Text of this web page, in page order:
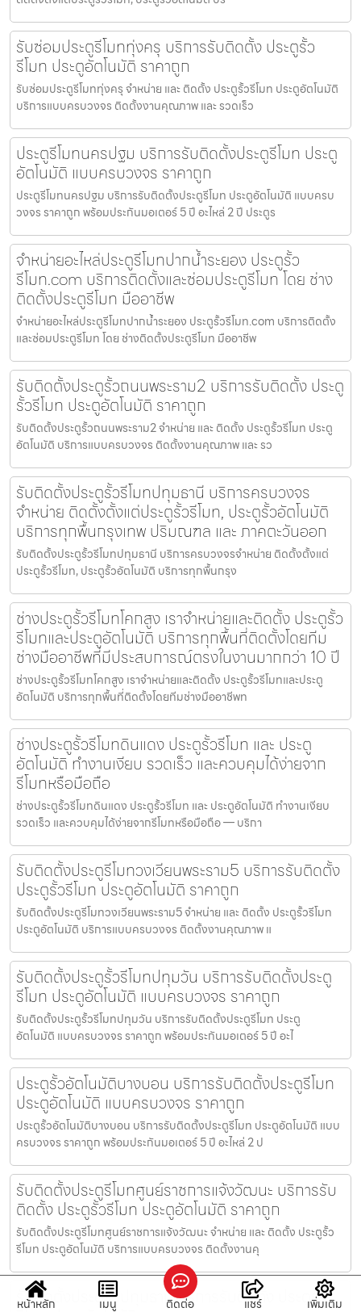
รับซ่อมประตูรีโมททุ่งครุ บริการรับติดตั้ง ประตูรั้ว
รีโมท ประตูอัตโนมัติ ราคาถูก
รับซ่อมประตูรีโมททุ่งครุ จำหน่าย และ ติดตั้ง ประตูรั้วรีโมท ประตูอัตโนมัติ
บริการแบบครบวงจร ติดตั้งงานคุณภาพ และ รวดเร็ว
ประตูรีโมทนครปฐม บริการรับติดตั้งประตูรีโมท ประตู
อัตโนมัติ แบบครบวงจร ราคาถูก
ประตูรีโมทนครปฐม บริการรับติดตั้งประตูรีโมท ประตูอัตโนมัติ แบบครบ
วงจร ราคาถูก พร้อมประกันมอเตอร์ 5 ปี อะไหล่ 2 ปี ประตูร
จำหน่ายอะไหล่ประตูรีโมทปากน้ำระยอง ประตูรั้ว
รีโมท.com บริการติดตั้งและซ่อมประตูรีโมท โดย ช่าง
ติดตั้งประตูรีโมท มืออาชีพ
จำหน่ายอะไหล่ประตูรีโมทปากน้ำระยอง ประตูรั้วรีโมท.com บริการติดตั้ง
และซ่อมประตูรีโมท โดย ช่างติดตั้งประตูรีโมท มืออาชีพ
รับติดตั้งประตูรั้วถนนพระราม2 บริการรับติดตั้ง ประตู
รั้วรีโมท ประตูอัตโนมัติ ราคาถูก
รับติดตั้งประตูรั้วถนนพระราม2 จำหน่าย และ ติดตั้ง ประตูรั้วรีโมท ประตู
อัตโนมัติ บริการแบบครบวงจร ติดตั้งงานคุณภาพ และ รว
รับติดตั้งประตูรั้วรีโมทปทุมธานี บริการครบวงจร
จำหน่าย ติดตั้งตั้งแต่ประตูรั้วรีโมท, ประตูรั้วอัตโนมัติ
บริการทุกพื้นกรุงเทพ ปริมณฑล และ ภาคตะวันออก
รับติดตั้งประตูรั้วรีโมทปทุมธานี บริการครบวงจรจำหน่าย ติดตั้งตั้งแต่
ประตูรั้วรีโมท, ประตูรั้วอัตโนมัติ บริการทุกพื้นกรุง
ช่างประตูรั้วรีโมทโคกสูง เราจำหน่ายและติดตั้ง ประตูรั้ว
รีโมทและประตูอัตโนมัติ บริการทุกพื้นที่ติดตั้งโดยทีม
ช่างมืออาชีพที่มีประสบการณ์ตรงในงานมากกว่า 10 ปี
ช่างประตูรั้วรีโมทโคกสูง เราจำหน่ายและติดตั้ง ประตูรั้วรีโมทและประตู
อัตโนมัติ บริการทุกพื้นที่ติดตั้งโดยทีมช่างมืออาชีพท
ช่างประตูรั้วรีโมทดินแดง ประตูรั้วรีโมท และ ประตู
อัตโนมัติ ทำงานเงียบ รวดเร็ว และควบคุมได้ง่ายจาก
รีโมทหรือมือถือ
ช่างประตูรั้วรีโมทดินแดง ประตูรั้วรีโมท และ ประตูอัตโนมัติ ทำงานเงียบ
รวดเร็ว และควบคุมได้ง่ายจากรีโมทหรือมือถือ — บริกา
รับติดตั้งประตูรีโมทวงเวียนพระราม5 บริการรับติดตั้ง
ประตูรั้วรีโมท ประตูอัตโนมัติ ราคาถูก
รับติดตั้งประตูรีโมทวงเวียนพระราม5 จำหน่าย และ ติดตั้ง ประตูรั้วรีโมท
ประตูอัตโนมัติ บริการแบบครบวงจร ติดตั้งงานคุณภาพ แ
รับติดตั้งประตูรั้วรีโมทปทุมวัน บริการรับติดตั้งประตู
รีโมท ประตูอัตโนมัติ แบบครบวงจร ราคาถูก
รับติดตั้งประตูรั้วรีโมทปทุมวัน บริการรับติดตั้งประตูรีโมท ประตู
อัตโนมัติ แบบครบวงจร ราคาถูก พร้อมประกันมอเตอร์ 5 ปี อะไ
ประตูรั้วอัตโนมัติบางบอน บริการรับติดตั้งประตูรีโมท
ประตูอัตโนมัติ แบบครบวงจร ราคาถูก
ประตูรั้วอัตโนมัติบางบอน บริการรับติดตั้งประตูรีโมท ประตูอัตโนมัติ แบบ
ครบวงจร ราคาถูก พร้อมประกันมอเตอร์ 5 ปี อะไหล่ 2 ป
รับติดตั้งประตูรีโมทศูนย์ราชการแจ้งวัฒนะ บริการรับ
ติดตั้ง ประตูรั้วรีโมท ประตูอัตโนมัติ ราคาถูก
รับติดตั้งประตูรีโมทศูนย์ราชการแจ้งวัฒนะ จำหน่าย และ ติดตั้ง ประตูรั้ว
รีโมท ประตูอัตโนมัติ บริการแบบครบวงจร ติดตั้งงานคุ
รับติดตั้งประตูรั้วปทุมธานี บริการรับติดตั้ง ประตูรั้ว
หน้าหลัก เมนู ติดต่อ แชร์ เพิ่มเติม